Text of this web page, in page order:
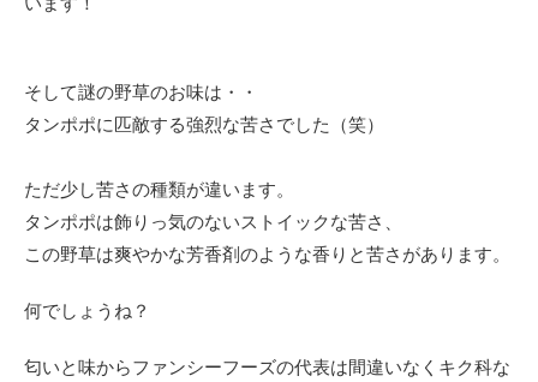
そして謎の野草のお味は・・
タンポポに匹敵する強烈な苦さでした（笑）
ただ少し苦さの種類が違います。
タンポポは飾りっ気のないストイックな苦さ、
この野草は爽やかな芳香剤のような香りと苦さがあります。
何でしょうね？
匂いと味からファンシーフーズの代表は間違いなくキク科な